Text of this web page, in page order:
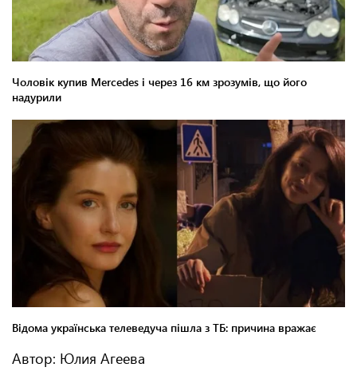
Автор: Юлия Агеева